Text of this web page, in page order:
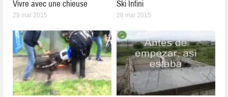
Vivre avec une chieuse
29 mai 2015
Ski Infini
28 mai 2015